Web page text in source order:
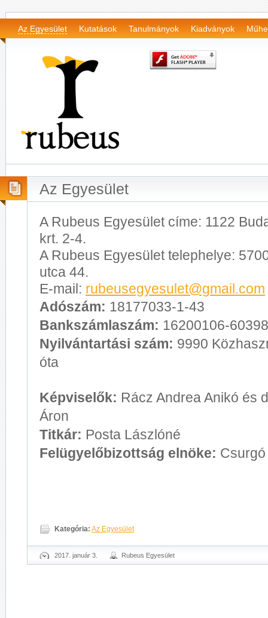
Az Egyesület Kutatások Tanulmányok Kiadványok
Az Egyesület
A Rubeus Egyesület címe: 1122
krt. 2-4.
A Rubeus Egyesület telephelye:
utca 44.
E-mail: rubeusegyesulet@gmail.com
Adószám: 18177033-1-43
Bankszámlaszám: 16200106-
Nyilvántartási szám: 9990
óta
Képviselők: Rácz Andrea Anikó és
Áron
Titkár: Posta Lászlóné
Felügyelőbizottság elnöke:
Kategória: Az Egyesület
2017. január 3. Rubeus Egyesület